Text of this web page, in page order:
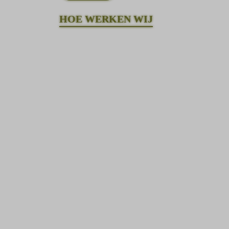
HOE WERKEN WIJ